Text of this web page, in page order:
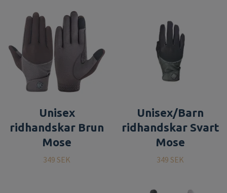
Unisex
ridhandskar Brun
Mose
349 SEK
Unisex/Barn
ridhandskar Svart
Mose
349 SEK